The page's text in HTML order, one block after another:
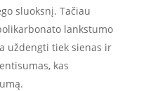
sluoksnį. Tačiau
lankstumo
uždengti tiek sienas ir
kas